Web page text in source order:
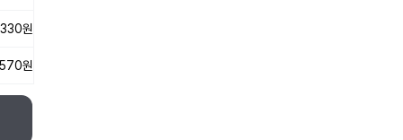
원
원